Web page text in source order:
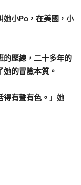
她小Po，在美國，小
的歷練，二十多年的
的冒險本質。
得有聲有色。」她